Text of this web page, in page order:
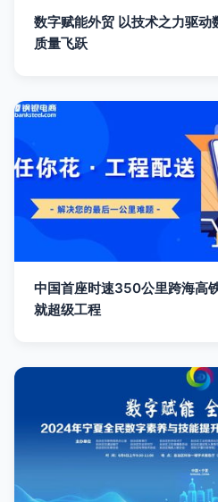
数字赋能外贸 以技术之力驱
质量飞跃
中国首座时速350公里跨海高
就超级工程